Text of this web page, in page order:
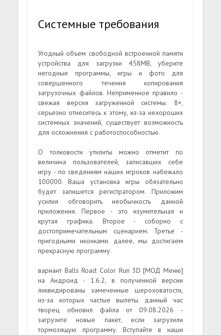
Системные требования
Угодный объем свободной встроенной памяти
устройства для загрузки 458MB, уберите
негодные программы, игры и фото для
совершенного течения копирования
загрузочных файлов. Неприменное правило -
свежая версия загруженной системы. 8+,
серьезно отнеситесь к этому, из-за нехороших
системных значений, существует возможность
для осложнения с работоспособностью.
О толковости утилиты можно отметит по
величина пользователей, записавших себе
игру - по сведениям наших игроков набежало
100000. Ваша установка игры обязательно
будет запишется регистратором. Приложим
усилия обговорить необычность данной
приложения. Первое - это изумительная и
крутая графика. Второе - соборно с
достопримечательным сценарием. Третье -
пригодными иконками. далее, мы достигаем
прекрасную программу.
вариант Balls Road: Color Run 3D [МОД Меню]
на Андроид - 1.6.2, в полученной версии
ликвидированы замеченные шероховатости,
из-за которых частые вылеты. данный час
творец обновил файла от 09.08.2026 -
загрузите новые пакет, если загрузили
тормозящую программу. Вступайте в наши